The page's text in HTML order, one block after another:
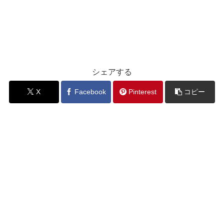
シェアする
X Facebook Pinterest コピー